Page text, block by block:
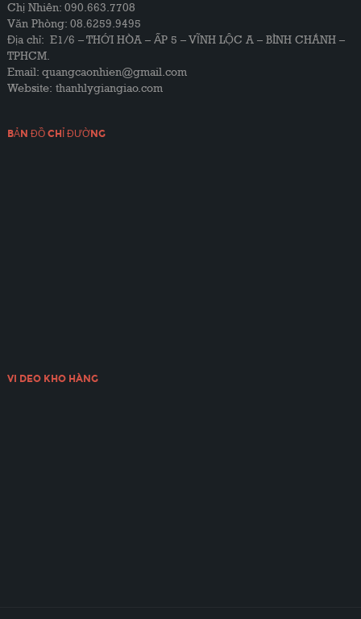
Chị Nhiên: 090.663.7708
Văn Phòng: 08.6259.9495
Địa chỉ: E1/6 – THỚI HÒA – ẤP 5 – VĨNH LỘC A – BÌNH CHÁNH –
TPHCM.
Email: quangcaonhien@gmail.com
Website: thanhlygiangiao.com
BẢN ĐỒ CHỈ ĐƯỜNG
VI DEO KHO HÀNG